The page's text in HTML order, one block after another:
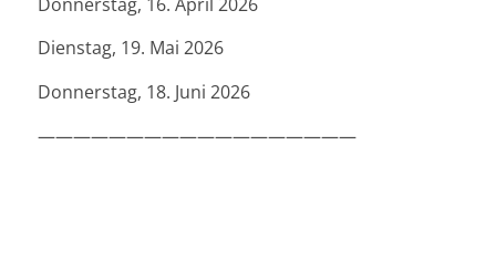
Dienstag, 19. Mai 2026
Donnerstag, 18. Juni 2026
——————————————————